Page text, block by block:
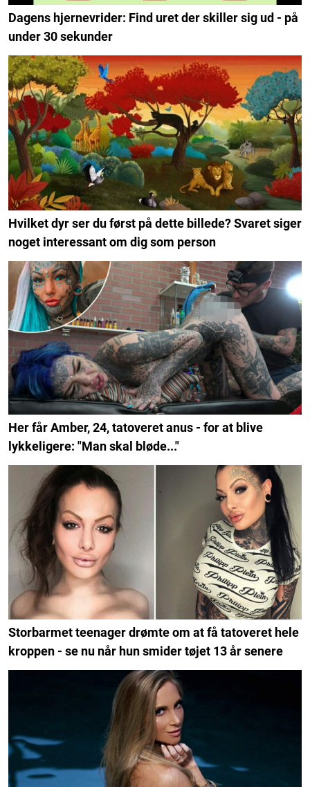
Dagens hjernevrider: Find uret der skiller sig ud - på
under 30 sekunder
Hvilket dyr ser du først på dette billede? Svaret siger
noget interessant om dig som person
Her får Amber, 24, tatoveret anus - for at blive
lykkeligere: "Man skal bløde..."
Storbarmet teenager drømte om at få tatoveret hele
kroppen - se nu når hun smider tøjet 13 år senere